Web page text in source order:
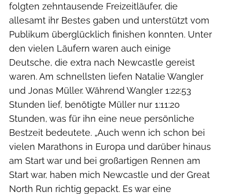
folgten zehntausende Freizeitläufer, die
allesamt ihr Bestes gaben und unterstützt vom
Publikum überglücklich finishen konnten. Unter
den vielen Läufern waren auch einige
Deutsche, die extra nach Newcastle gereist
waren. Am schnellsten liefen Natalie Wangler
und Jonas Müller. Während Wangler 1:22:53
Stunden lief, benötigte Müller nur 1:11:20
Stunden, was für ihn eine neue persönliche
Bestzeit bedeutete. „Auch wenn ich schon bei
vielen Marathons in Europa und darüber hinaus
am Start war und bei großartigen Rennen am
Start war, haben mich Newcastle und der Great
North Run richtig gepackt. Es war eine